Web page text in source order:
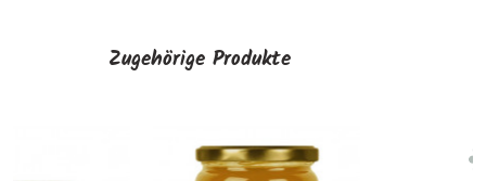
Zugehörige Produkte